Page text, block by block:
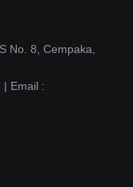
No. 8, Cempaka,
| Email :